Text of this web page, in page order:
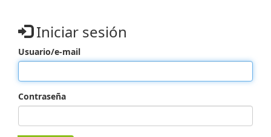
Iniciar sesión
Usuario/e-mail
Contraseña